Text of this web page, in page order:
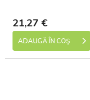
21,27 €
ADAUGĂ ÎN COŞ